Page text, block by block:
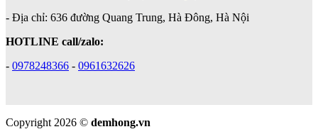
- Địa chỉ: 636 đường Quang Trung, Hà Đông, Hà Nội
HOTLINE call/zalo:
- 0978248366 - 0961632626
Copyright 2026 © demhong.vn